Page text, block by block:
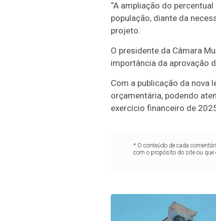
“A ampliação do
população, diante da
projeto.
O presidente da Câmara
importância da aprovação
Com a publicação da nova
orçamentária, podendo
exercício financeiro de
* O conteúdo de cada
com o propósito do site ou